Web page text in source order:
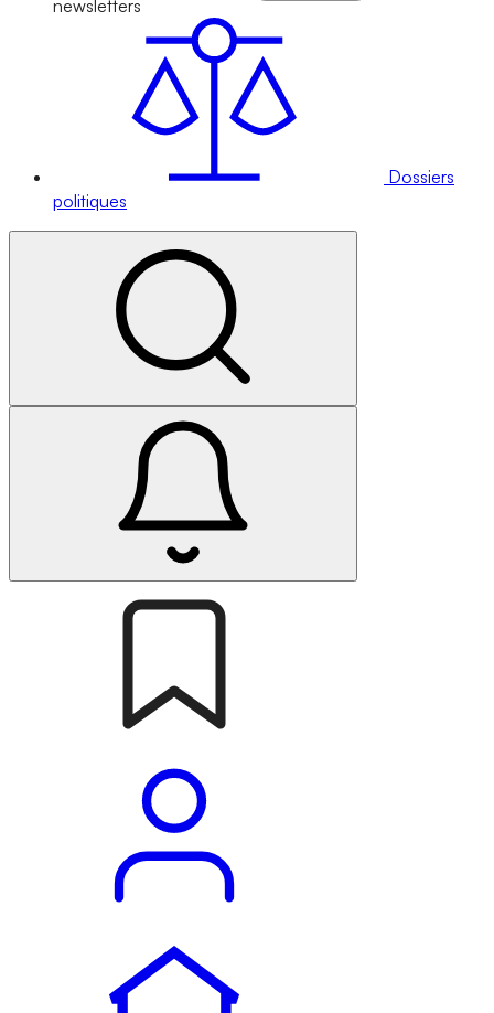
newsletters
Dossiers
politiques